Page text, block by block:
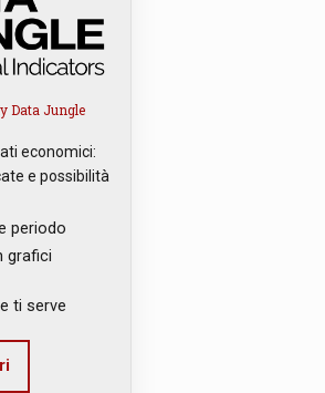
Data Jungle
economici:
e possibilità
periodo
grafici
ti serve